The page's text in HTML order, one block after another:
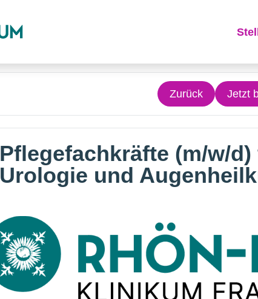
Zurück Jetzt
Pflegefachkräfte (m/w/
Urologie und